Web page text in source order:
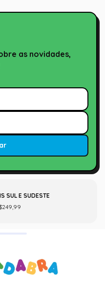
as novidades,
SUL E SUDESTE